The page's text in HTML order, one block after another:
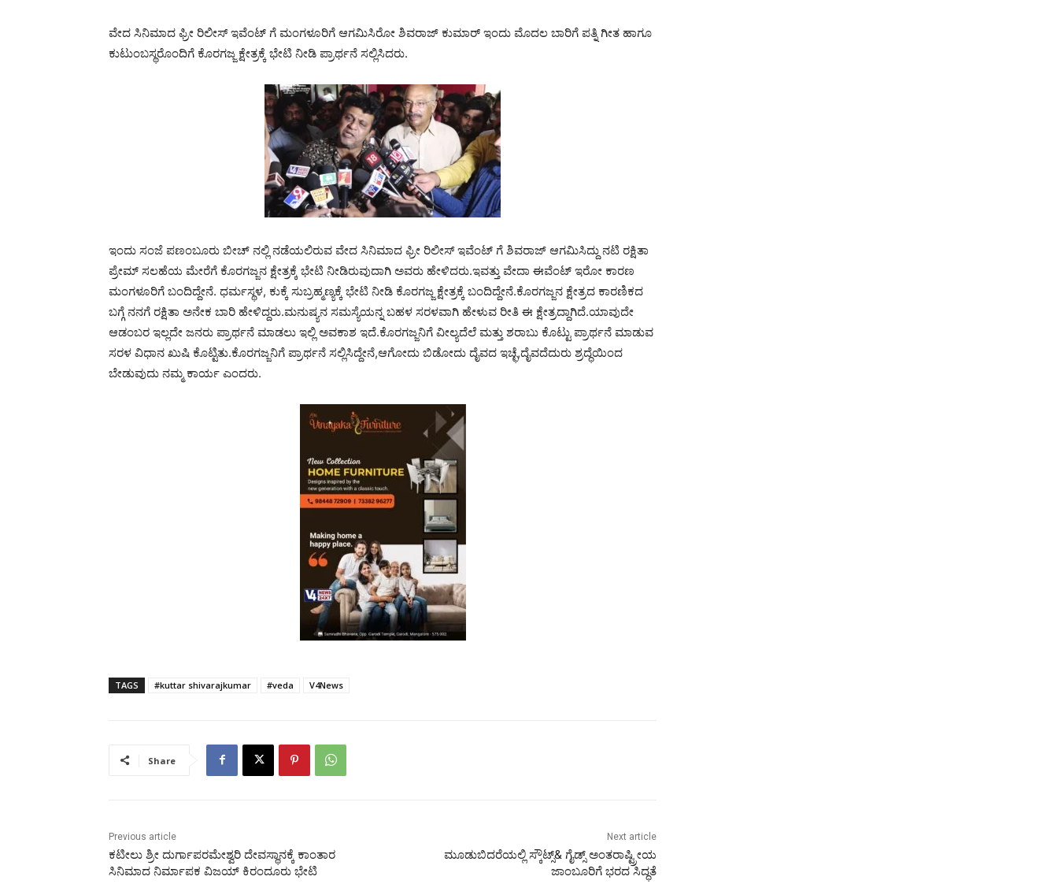
ವೇದ ಸಿನಿಮಾದ ಫ್ರೀ ರಿಲೀಸ್ ಇವೆಂಟ್ ಗೆ ಮಂಗಳೂರಿಗೆ ಆಗಮಿಸಿರೋ ಶಿವರಾಜ್ ಕುಮಾರ್ ಇಂದು ಮೊದಲ ಬಾರಿಗೆ ಪತ್ನಿ ಗೀತ ಹಾಗೂ
ಕುಟುಂಬಸ್ಥರೊಂದಿಗೆ ಕೊರಗಜ್ಜ ಕ್ಷೇತ್ರಕ್ಕೆ ಭೇಟಿ ನೀಡಿ ಪ್ರಾರ್ಥನೆ ಸಲ್ಲಿಸಿದರು.
ಇಂದು ಸಂಜೆ ಪಣಂಬೂರು ಬೀಚ್ ನಲ್ಲಿ ನಡೆಯಲಿರುವ ವೇದ ಸಿನಿಮಾದ ಫ್ರೀ ರಿಲೀಸ್ ಇವೆಂಟ್ ಗೆ ಶಿವರಾಜ್ ಆಗಮಿಸಿದ್ದು ನಟಿ ರಕ್ಷಿತಾ
ಪ್ರೇಮ್ ಸಲಹೆಯ ಮೇರೆಗೆ ಕೊರಗಜ್ಜನ ಕ್ಷೇತ್ರಕ್ಕೆ ಭೇಟಿ ನೀಡಿರುವುದಾಗಿ ಅವರು ಹೇಳಿದರು.ಇವತ್ತು ವೇದಾ ಈವೆಂಟ್ ಇರೋ ಕಾರಣ
ಮಂಗಳೂರಿಗೆ ಬಂದಿದ್ದೇನೆ. ಧರ್ಮಸ್ಥಳ, ಕುಕ್ಕೆ ಸುಬ್ರಹ್ಮಣ್ಯಕ್ಕೆ ಭೇಟಿ ನೀಡಿ ಕೊರಗಜ್ಜ ಕ್ಷೇತ್ರಕ್ಕೆ ಬಂದಿದ್ದೇನೆ.ಕೊರಗಜ್ಜನ ಕ್ಷೇತ್ರದ ಕಾರಣಿಕದ
ಬಗ್ಗೆ ನನಗೆ ರಕ್ಷಿತಾ ಅನೇಕ ಬಾರಿ ಹೇಳಿದ್ದರು.ಮನುಷ್ಯನ ಸಮಸ್ಯೆಯನ್ನ ಬಹಳ ಸರಳವಾಗಿ ಹೇಳುವ ರೀತಿ ಈ ಕ್ಷೇತ್ರದ್ದಾಗಿದೆ.ಯಾವುದೇ
ಆಡಂಬರ ಇಲ್ಲದೇ ಜನರು ಪ್ರಾರ್ಥನೆ ಮಾಡಲು ಇಲ್ಲಿ ಅವಕಾಶ ಇದೆ.ಕೊರಗಜ್ಜನಿಗೆ ವೀಲ್ಯದೆಲೆ ಮತ್ತು ಶರಾಬು ಕೊಟ್ಟು ಪ್ರಾರ್ಥನೆ ಮಾಡುವ
ಸರಳ ವಿಧಾನ ಖುಷಿ ಕೊಟ್ಟಿತು.ಕೊರಗಜ್ಜನಿಗೆ ಪ್ರಾರ್ಥನೆ ಸಲ್ಲಿಸಿದ್ದೇನೆ,ಆಗೋದು ಬಿಡೋದು ದೈವದ ಇಚ್ಛೆ,ದೈವದೆದುರು ಶ್ರದ್ಧೆಯಿಂದ
ಬೇಡುವುದು ನಮ್ಮ ಕಾರ್ಯ ಎಂದರು.
TAGS #kuttar shivarajkumar #veda V4News
Share
Previous article
ಕಟೀಲು ಶ್ರೀ ದುರ್ಗಾಪರಮೇಶ್ವರಿ ದೇವಸ್ಥಾನಕ್ಕೆ ಕಾಂತಾರ
ಸಿನಿಮಾದ ನಿರ್ಮಾಪಕ ವಿಜಯ್ ಕಿರಂದೂರು ಭೇಟಿ
Next article
ಮೂಡುಬಿದರೆಯಲ್ಲಿ ಸ್ಕೌಟ್ಸ್& ಗೈಡ್ಸ್ ಅಂತರಾಷ್ಟ್ರೀಯ
ಜಾಂಬೂರಿಗೆ ಭರದ ಸಿದ್ಧತೆ